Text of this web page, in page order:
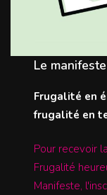
Le manifeste
Frugalité en
frugalité en
Pour recevoir
Frugalité
Manifeste,